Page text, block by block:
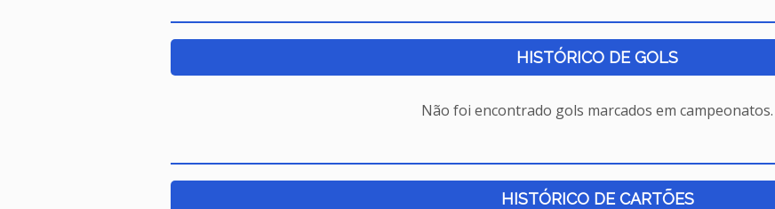
HISTÓRICO DE GOLS
Não foi encontrado gols marcados em campeonatos.
HISTÓRICO DE CARTÕES